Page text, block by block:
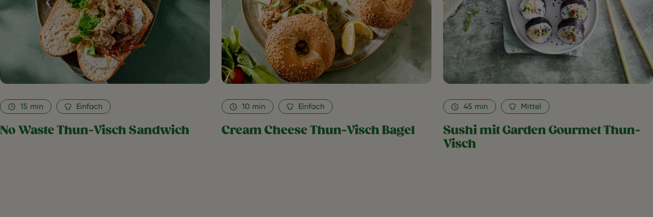
No Waste Thun-Visch Sandwich
15 min Einfach
Cream Cheese Thun-Visch Bagel
10 min Einfach
Sushi mit Garden Gourmet Thun-
Visch
45 min Mittel